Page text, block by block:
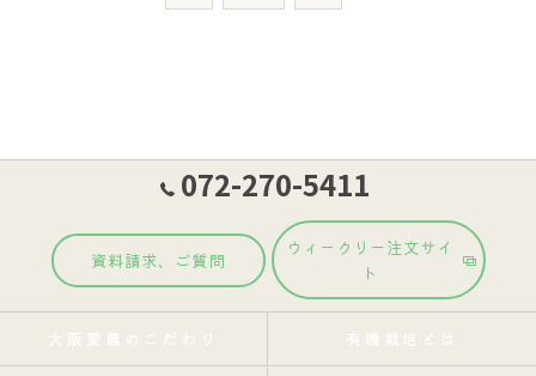
072-270-5411
資料請求、ご質問
ウィークリー注文サイ
ト
大阪愛農のこだわり 有機栽培とは